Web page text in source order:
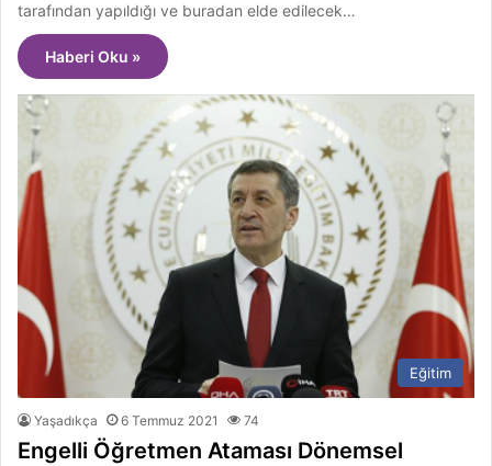
tarafından yapıldığı ve buradan elde edilecek…
Haberi Oku »
Eğitim
Yaşadıkça 6 Temmuz 2021 74
Engelli Öğretmen Ataması Dönemsel